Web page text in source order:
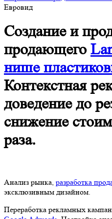
Евровид
Создание и
продающего
нише
Контекстная
доведение до
снижение
раза.
Анализ рынка, разработка
эксклюзивным дизайном.
Переработка рекламных